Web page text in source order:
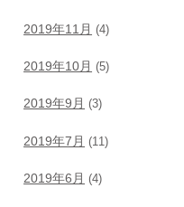
2019年11月 (4)
2019年10月 (5)
2019年9月 (3)
2019年7月 (11)
2019年6月 (4)